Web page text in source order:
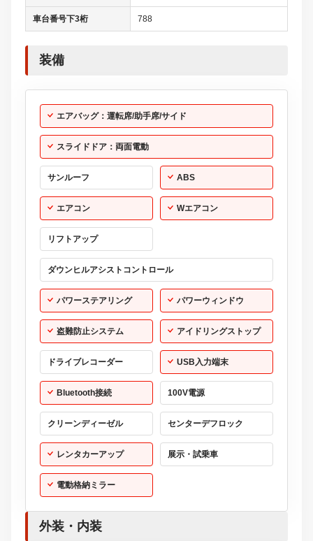
車台番号下3桁 788
装備
エアバッグ：運転席/助手席/サイド
スライドドア：両面電動
サンルーフ ABS
エアコン Wエアコン
リフトアップ
ダウンヒルアシストコントロール
パワーステアリング パワーウィンドウ
盗難防止システム アイドリングストップ
ドライブレコーダー USB入力端末
Bluetooth接続 100V電源
クリーンディーゼル センターデフロック
レンタカーアップ 展示・試乗車
電動格納ミラー
外装・内装